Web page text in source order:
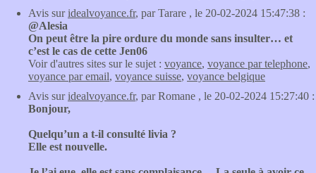
Avis suridealvoyance.fr, par Tarare , le 20-02-2024 15:47:38 :
@Alesia
On peut être la pire ordure du monde sans insulter… et
c’est le cas de cette Jen06
Voir d'autres sites sur le sujet : voyance, voyance par telephone,
voyance par email, voyance suisse, voyance belgique
Avis suridealvoyance.fr, par Romane , le 20-02-2024 15:27:40 :
Bonjour,
Quelqu’un a t-il consulté livia ?
Elle est nouvelle.